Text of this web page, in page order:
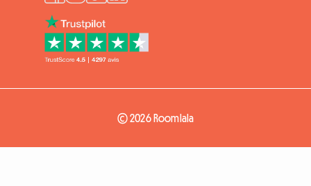
© 2026 Roomlala